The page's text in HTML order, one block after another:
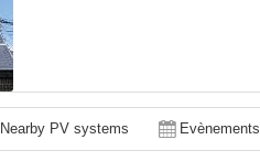
Nearby PV systems Evènements